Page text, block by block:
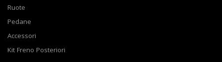
Ruote
Pedane
Accessori
Kit Freno Posteriori